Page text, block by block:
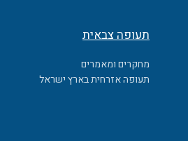
תעופה צבאית
מחקרים ומאמרים
תעופה אזרחית בארץ ישראל